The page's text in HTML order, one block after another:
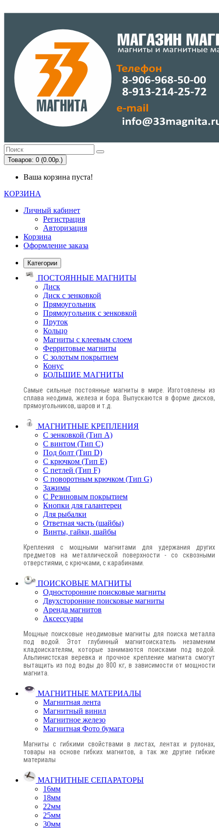
Товаров: 0 (0.00р.)
Ваша корзина пуста!
КОРЗИНА
Личный кабинет
Регистрация
Авторизация
Корзина
Оформление заказа
Категории
ПОСТОЯННЫЕ МАГНИТЫ
Диск
Диск с зенковкой
Прямоугольник
Прямоугольник с зенковкой
Пруток
Кольцо
Магниты с клеевым слоем
Ферритовые магниты
С золотым покрытием
Конус
БОЛЬШИЕ МАГНИТЫ
Самые сильные постоянные магниты в мире. Изготовлены из
сплава неодима, железа и бора. Выпускаются в форме дисков,
прямоугольников, шаров и т.д.
МАГНИТНЫЕ КРЕПЛЕНИЯ
С зенковкой (Тип А)
С винтом (Тип C)
Под болт (Тип D)
С крючком (Тип E)
С петлей (Тип F)
С поворотным крючком (Тип G)
Зажимы
С Резиновым покрытием
Кнопки для галантереи
Для рыбалки
Ответная часть (шайбы)
Винты, гайки, шайбы
Крепления с мощными магнитами для удержания других
предметов на металлической поверхности - со сквозными
отверстиями, с крючками, с карабинами.
ПОИСКОВЫЕ МАГНИТЫ
Односторонние поисковые магниты
Двухсторонние поисковые магниты
Аренда магнитов
Аксессуары
Мощные поисковые неодимовые магниты для поиска металла
под водой. Этот глубинный магнитоискатель незаменим
кладоискателям, которые занимаются поисками под водой.
Альпинистская веревка и прочное крепление магнита смогут
вытащить из под воды до 800 кг, в зависимости от мощности
магнита.
МАГНИТНЫЕ МАТЕРИАЛЫ
Магнитная лента
Магнитный винил
Магнитное железо
Магнитная Фото бумага
Магниты с гибкими свойствами в листах, лентах и рулонах,
товары на основе гибких магнитов, а так же другие гибкие
материалы
МАГНИТНЫЕ СЕПАРАТОРЫ
16мм
18мм
22мм
25мм
30мм